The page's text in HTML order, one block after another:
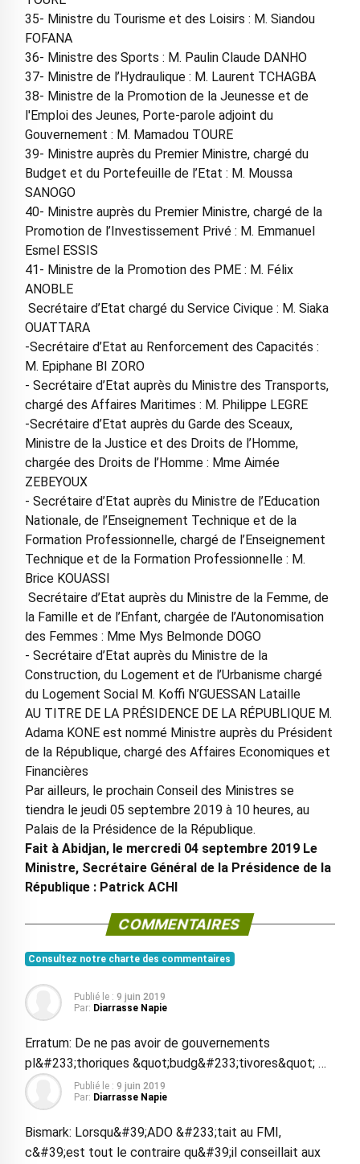
35- Ministre du Tourisme et des Loisirs : M. Siandou
FOFANA
36- Ministre des Sports : M. Paulin Claude DANHO
37- Ministre de l’Hydraulique : M. Laurent TCHAGBA
38- Ministre de la Promotion de la Jeunesse et de
l'Emploi des Jeunes, Porte-parole adjoint du
Gouvernement : M. Mamadou TOURE
39- Ministre auprès du Premier Ministre, chargé du
Budget et du Portefeuille de l’Etat : M. Moussa
SANOGO
40- Ministre auprès du Premier Ministre, chargé de la
Promotion de l’Investissement Privé : M. Emmanuel
Esmel ESSIS
41- Ministre de la Promotion des PME : M. Félix
ANOBLE
Secrétaire d’Etat chargé du Service Civique : M. Siaka
OUATTARA
-Secrétaire d’Etat au Renforcement des Capacités :
M. Epiphane BI ZORO
- Secrétaire d’Etat auprès du Ministre des Transports,
chargé des Affaires Maritimes : M. Philippe LEGRE
-Secrétaire d’Etat auprès du Garde des Sceaux,
Ministre de la Justice et des Droits de l’Homme,
chargée des Droits de l’Homme : Mme Aimée
ZEBEYOUX
- Secrétaire d’Etat auprès du Ministre de l’Education
Nationale, de l’Enseignement Technique et de la
Formation Professionnelle, chargé de l’Enseignement
Technique et de la Formation Professionnelle : M.
Brice KOUASSI
Secrétaire d’Etat auprès du Ministre de la Femme, de
la Famille et de l’Enfant, chargée de l’Autonomisation
des Femmes : Mme Mys Belmonde DOGO
- Secrétaire d’Etat auprès du Ministre de la
Construction, du Logement et de l’Urbanisme chargé
du Logement Social M. Koffi N’GUESSAN Lataille
AU TITRE DE LA PRÉSIDENCE DE LA RÉPUBLIQUE M.
Adama KONE est nommé Ministre auprès du Président
de la République, chargé des Affaires Economiques et
Financières
Par ailleurs, le prochain Conseil des Ministres se
tiendra le jeudi 05 septembre 2019 à 10 heures, au
Palais de la Présidence de la République.
Fait à Abidjan, le mercredi 04 septembre 2019 Le
Ministre, Secrétaire Général de la Présidence de la
République : Patrick ACHI
COMMENTAIRES
Consultez notre charte des commentaires
Publié le : 9 juin 2019
Par: Diarrasse Napie
Erratum: De ne pas avoir de gouvernements
pl&#233;thoriques &quot;budg&#233;tivores&quot; …
Publié le : 9 juin 2019
Par: Diarrasse Napie
Bismark: Lorsqu&#39;ADO &#233;tait au FMI,
c&#39;est tout le contraire qu&#39;il conseillait aux